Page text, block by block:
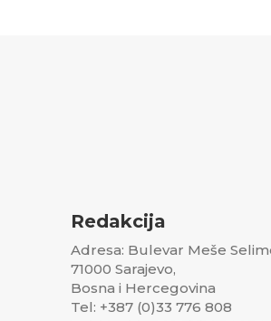
Redakcija
Adresa: Bulevar Meše
71000 Sarajevo,
Bosna i Hercegovina
Tel: +387 (0)33 776 808